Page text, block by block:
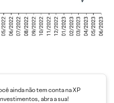
ainda não tem conta na XP
abra a sua!